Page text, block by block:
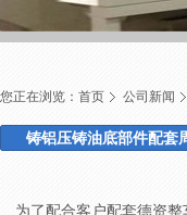
您正在浏览： 首页 公司新闻
铸铝压铸油底部件配套
为了配合客户配套德资